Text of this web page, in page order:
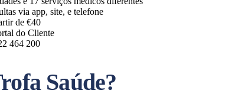
via app, site, e telefone
de €40
do Cliente
464 200
Saúde?